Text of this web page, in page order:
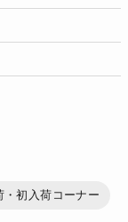
・初入荷コーナー